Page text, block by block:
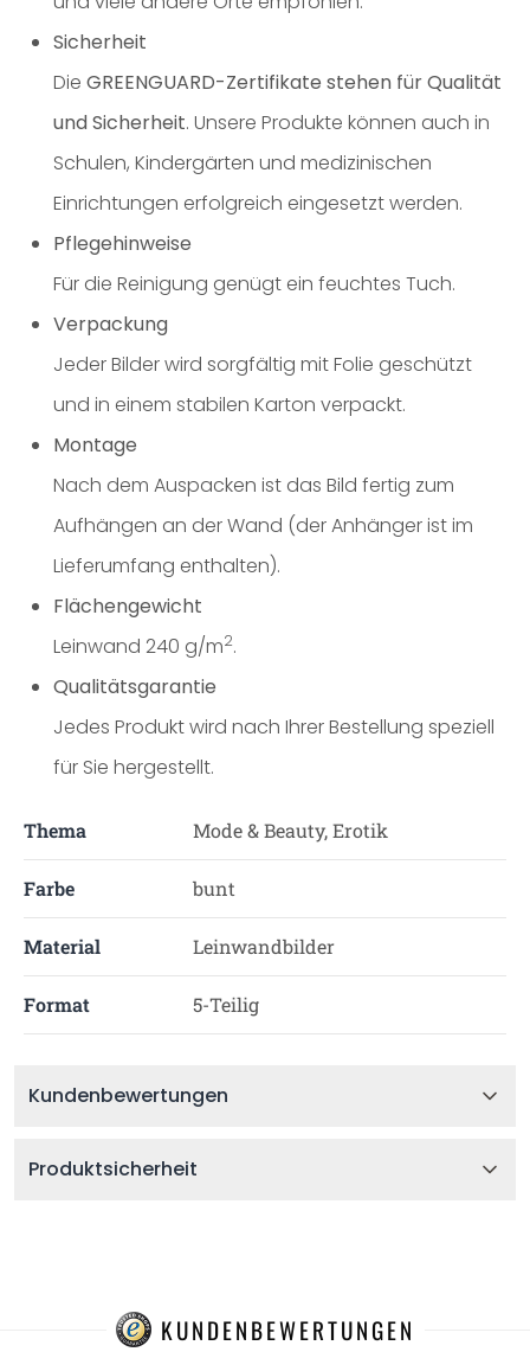
Sicherheit
Die GREENGUARD-Zertifikate stehen für Qualität
und Sicherheit. Unsere Produkte können auch in
Schulen, Kindergärten und medizinischen
Einrichtungen erfolgreich eingesetzt werden.
Pflegehinweise
Für die Reinigung genügt ein feuchtes Tuch.
Verpackung
Jeder Bilder wird sorgfältig mit Folie geschützt
und in einem stabilen Karton verpackt.
Montage
Nach dem Auspacken ist das Bild fertig zum
Aufhängen an der Wand (der Anhänger ist im
Lieferumfang enthalten).
Flächengewicht
Leinwand 240 g/m2.
Qualitätsgarantie
Jedes Produkt wird nach Ihrer Bestellung speziell
für Sie hergestellt.
Thema Mode & Beauty, Erotik
Farbe bunt
Material Leinwandbilder
Format 5-Teilig
Kundenbewertungen
Produktsicherheit
KUNDENBEWERTUNGEN